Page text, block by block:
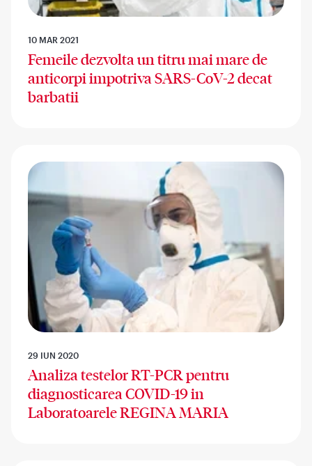
10 MAR 2021
Femeile dezvolta un titru mai mare de
anticorpi impotriva SARS-CoV-2 decat
barbatii
29 IUN 2020
Analiza testelor RT-PCR pentru
diagnosticarea COVID-19 in
Laboratoarele REGINA MARIA